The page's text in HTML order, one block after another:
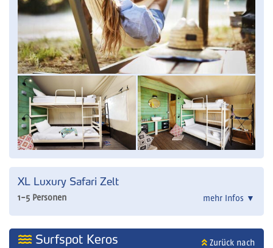
XL Luxury Safari Zelt
1-5 Personen mehr Infos ▼
Surfspot Keros
Zurück nach